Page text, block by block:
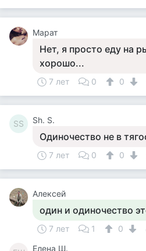
Марат
Нет, я просто еду на
хорошо...
7 лет 0 0
SS Sh. S.
Одиночество не в
7 лет 0 0
Алексей
один и одиночество
7 лет 1 0
Елена Ш.